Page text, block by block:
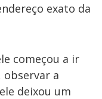
exato da
começou a ir
observar a
deixou um